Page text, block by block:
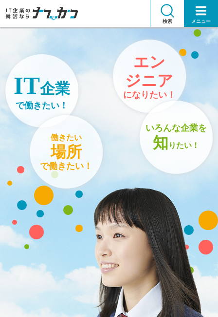
検索 メニュー
働きたい
場所
で働きたい！
エン
ジニア
になりたい！
IT企業
で働きたい！
いろんな企業を
知 りたい！